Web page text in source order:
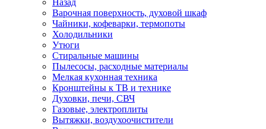
Назад
Варочная поверхность, духовой шкаф
Чайники, кофеварки, термопоты
Холодильники
Утюги
Стиральные машины
Пылесосы, расходные материалы
Мелкая кухонная техника
Кронштейны к ТВ и технике
Духовки, печи, СВЧ
Газовые, электроплиты
Вытяжки, воздухоочистители